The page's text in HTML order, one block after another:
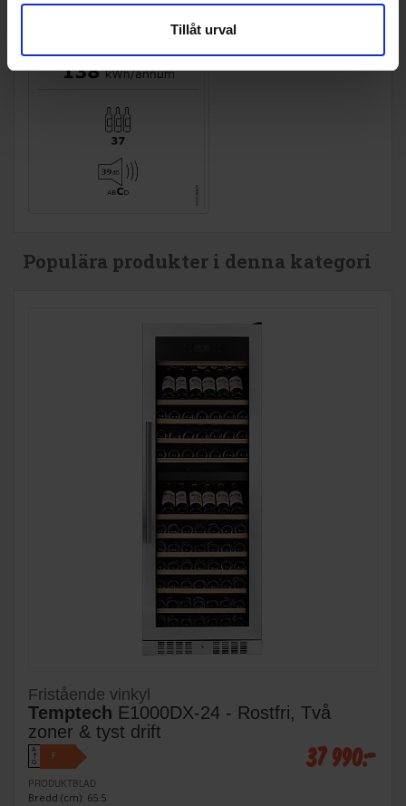
Tillåt urval
Populära produkter i denna kategori
Fristående vinkyl
Temptech E1000DX-24 - Rostfri, Två
zoner & tyst drift
A
↑
G
F
PRODUKTBLAD
Bredd (cm): 65.5
37 990:-